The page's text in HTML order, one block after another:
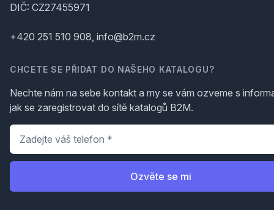
DIČ: CZ27455971
+420 251 510 908, info@b2m.cz
CHCETE SE PŘIDAT DO NAŠEHO KATALOGU?
Nechte nám na sebe kontakt a my se vám ozveme s
jak se zaregistrovat do sítě katalogů B2M.
Telefon
Ozvěte se mi